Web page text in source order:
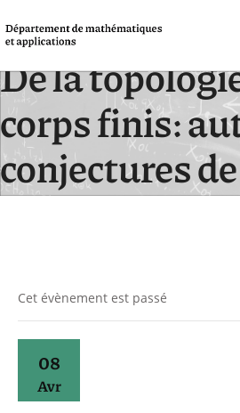
De la
corps finis:
conjectures
Cet évènement est passé
08
Avr